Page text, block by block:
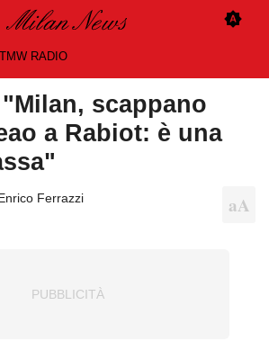
TMW RADIO
scappano
a Rabiot: è una
Ferrazzi